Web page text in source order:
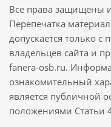
Все права защищены
Перепечатка
допускается только
владельцев сайта и
fanera-osb.ru.
ознакомительный
является публичной
положениями Статьи